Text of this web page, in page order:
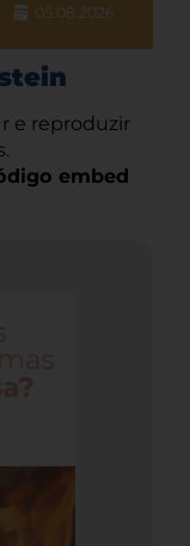
05.08.2026
e reproduzir
embed